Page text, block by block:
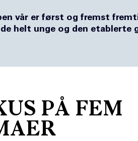
vår er først og fremst
helt unge og den etablerte
PÅ FEM